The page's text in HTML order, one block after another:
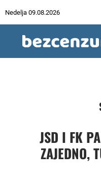
Nedelja 09.08.2026
JSD I FK
ZAJEDNO,